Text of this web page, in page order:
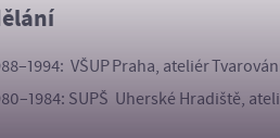
VŠUP Praha, ateliér
SUPŠ Uherské Hradiště,